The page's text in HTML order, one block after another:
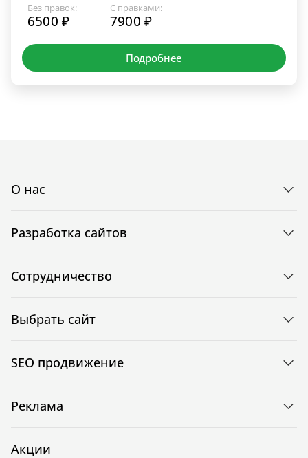
Без правок:
6500 ₽
С правками:
7900 ₽
Подробнее
О нас
Разработка сайтов
Сотрудничество
Выбрать сайт
SEO продвижение
Реклама
Акции